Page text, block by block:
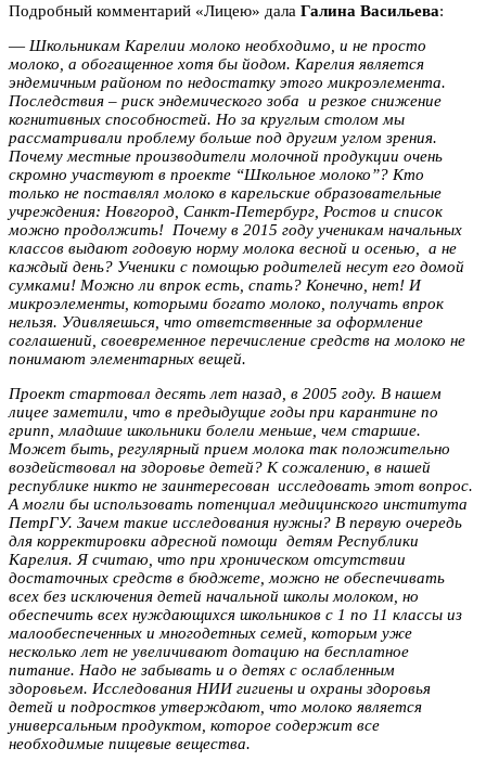
Подробный комментарий «Лицею» дала Галина Васильева:
— Школьникам Карелии молоко необходимо, и не просто
молоко, а обогащенное хотя бы йодом. Карелия является
эндемичным районом по недостатку этого микроэлемента.
Последствия – риск эндемического зоба и резкое снижение
когнитивных способностей. Но за круглым столом мы
рассматривали проблему больше под другим углом зрения.
Почему местные производители молочной продукции очень
скромно участвуют в проекте “Школьное молоко”? Кто
только не поставлял молоко в карельские образовательные
учреждения: Новгород, Санкт-Петербург, Ростов и список
можно продолжить! Почему в 2015 году ученикам начальных
классов выдают годовую норму молока весной и осенью, а не
каждый день? Ученики с помощью родителей несут его домой
сумками! Можно ли впрок есть, спать? Конечно, нет! И
микроэлементы, которыми богато молоко, получать впрок
нельзя. Удивляешься, что ответственные за оформление
соглашений, своевременное перечисление средств на молоко не
понимают элементарных вещей.
Проект стартовал десять лет назад, в 2005 году. В нашем
лицее заметили, что в предыдущие годы при карантине по
грипп, младшие школьники болели меньше, чем старшие.
Может быть, регулярный прием молока так положительно
воздействовал на здоровье детей? К сожалению, в нашей
республике никто не заинтересован исследовать этот вопрос.
А могли бы использовать потенциал медицинского института
ПетрГУ. Зачем такие исследования нужны? В первую очередь
для корректировки адресной помощи детям Республики
Карелия. Я считаю, что при хроническом отсутствии
достаточных средств в бюджете, можно не обеспечивать
всех без исключения детей начальной школы молоком, но
обеспечить всех нуждающихся школьников с 1 по 11 классы из
малообеспеченных и многодетных семей, которым уже
несколько лет не увеличивают дотацию на бесплатное
питание. Надо не забывать и о детях с ослабленным
здоровьем. Исследования НИИ гигиены и охраны здоровья
детей и подростков утверждают, что молоко является
универсальным продуктом, которое содержит все
необходимые пищевые вещества.